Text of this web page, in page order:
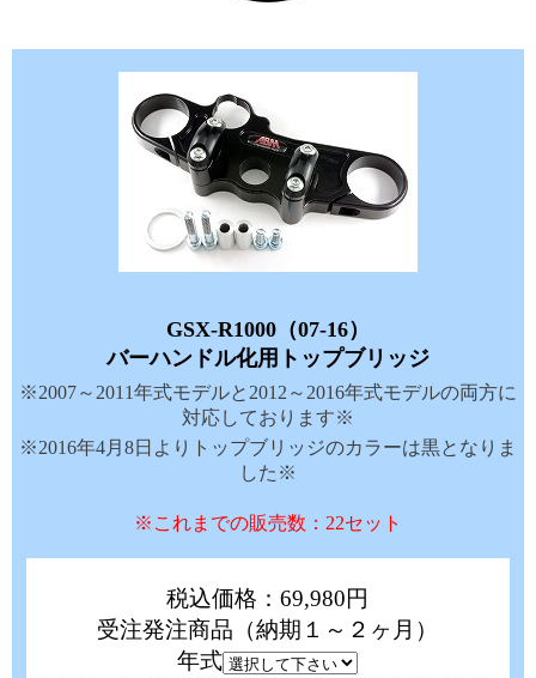
GSX-R1000（07-16）
バーハンドル化用トップブリッジ
※2007～2011年式モデルと2012～2016年式モデルの両方に
対応しております※
※2016年4月8日よりトップブリッジのカラーは黒となりま
した※
※これまでの販売数：22セット
税込価格：69,980円
受注発注商品（納期１～２ヶ月）
年式